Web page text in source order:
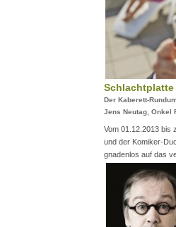
Schlachtplatte
Der Kaberett-
Jens Neutag, Onkel
Vom 01.12.2013 bis
und der Komiker-
gnadenlos auf das